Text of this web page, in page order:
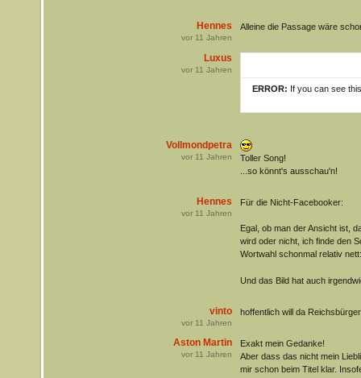
Hennes
vor 11 Jahren
Alleine die Passage wäre
Luxus
vor 11 Jahren
ERROR: If you can see
Vollmondpetra
vor 11 Jahren
Toller Song!
...so könnt's ausschau'n!
Hennes
vor 11 Jahren
Für die Nicht-Facebooker:
Egal, ob man der Ansicht ist,
wird oder nicht, ich finde den
Wortwahl schonmal relativ nett:
Und das Bild hat auch
vinto
vor 11 Jahren
hoffentlich will da
Aston Martin
vor 11 Jahren
Exakt mein Gedanke!
Aber dass das nicht mein
mir schon beim Titel klar.